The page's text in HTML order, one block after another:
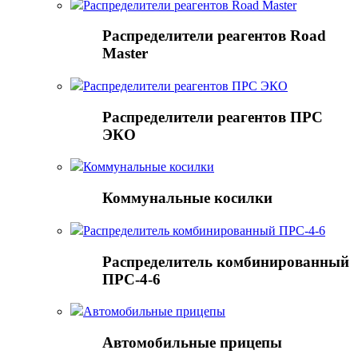
Распределители реагентов Road Master
Распределители реагентов Road
Master
Распределители реагентов ПРС ЭКО
Распределители реагентов ПРС
ЭКО
Коммунальные косилки
Коммунальные косилки
Распределитель комбинированный ПРС-4-6
Распределитель комбинированный
ПРС-4-6
Автомобильные прицепы
Автомобильные прицепы